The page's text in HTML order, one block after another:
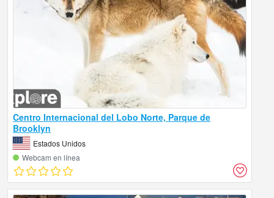
Centro Internacional del Lobo Norte, Parque de
Brooklyn
Estados Unidos
Webcam en línea